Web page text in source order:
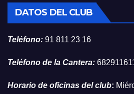
DATOS DEL CLUB
Teléfono: 91 811 23 16
Teléfono de la Cantera:
Horario de oficinas del club: